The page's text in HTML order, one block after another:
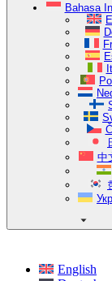
Bahasa
中
English